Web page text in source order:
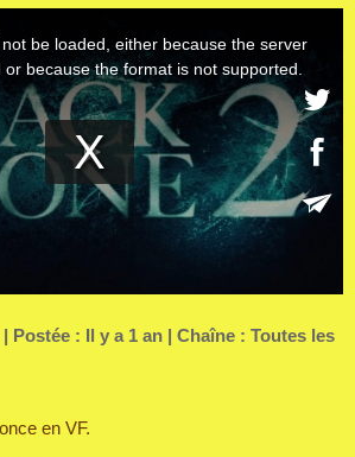
Postée : Il y a 1 an | Chaîne : Toutes les
en VF.